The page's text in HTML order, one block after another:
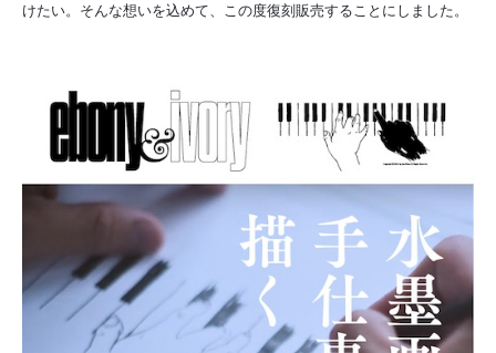
けたい。そんな想いを込めて、この度復刻販売することにしました。